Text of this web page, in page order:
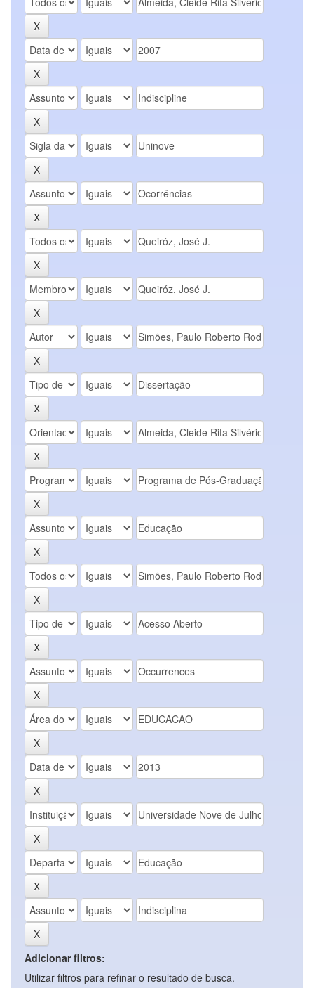
Adicionar filtros:
Utilizar filtros para refinar o resultado de busca.